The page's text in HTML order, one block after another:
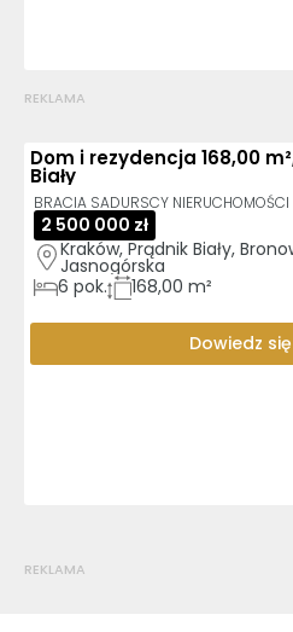
REKLAMA
Dom i rezydencja 168,00
Biały
BRACIA SADURSCY NIERUCHOMOŚCI
2 500 000 zł
Kraków, Prądnik Biały,
Jasnogórska
6 pok. 168,00 m²
Dowiedz
REKLAMA